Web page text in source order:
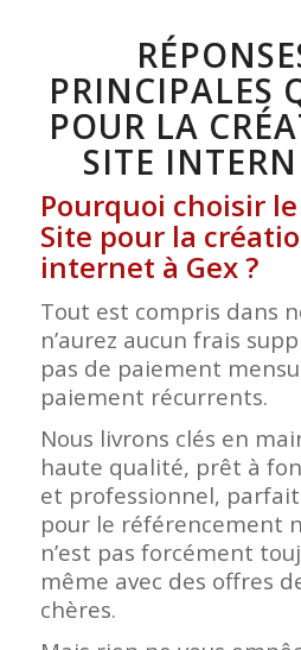
PRINCIPALES
POUR LA
SITE
Pourquoi choisir
Site pour la
internet à Gex ?
Tout est compris dans
n’aurez aucun frais
pas de paiement
paiement récurrents.
Nous livrons clés en
haute qualité, prêt à
et professionnel,
pour le référencement
n’est pas forcément
même avec des offres
chères.